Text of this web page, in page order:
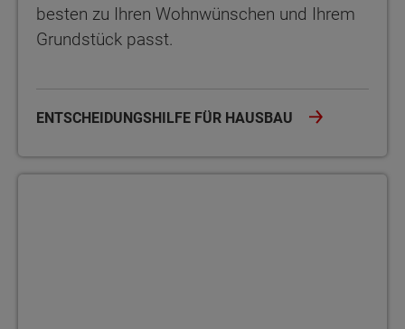
besten zu Ihren Wohnwünschen und Ihrem
Grundstück passt.
ENTSCHEIDUNGSHILFE FÜR HAUSBAU